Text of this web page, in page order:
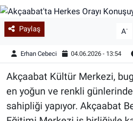
Paylaş A-
Erhan Cebeci 04.06.2026 - 13:54
Akçaabat Kültür Merkezi,
en yoğun ve renkli
sahipliği yapıyor. Akçaabat